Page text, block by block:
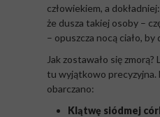
człowiekiem, a
że dusza takiej osoby –
– opuszcza nocą ciało, by
Jak zostawało się
tu wyjątkowo precyzyjna.
obarczano:
Klątwę siódmej